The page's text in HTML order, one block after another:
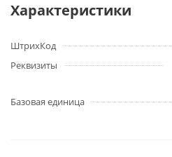
Характеристики
ШтрихКод
Реквизиты
Базовая единица